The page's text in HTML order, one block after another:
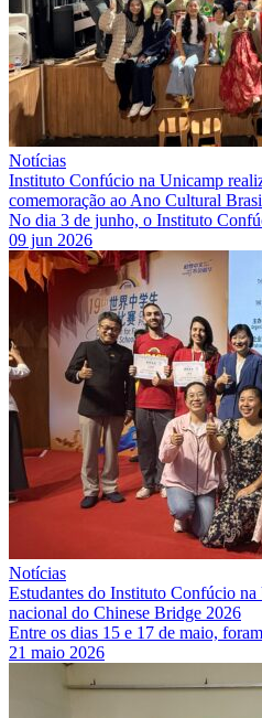
Notícias
Instituto Confúcio na Unicamp
comemoração ao Ano Cultural
No dia 3 de junho, o Instituto
09 jun 2026
Notícias
Estudantes do Instituto Confúcio
nacional do Chinese Bridge 2026
Entre os dias 15 e 17 de maio,
21 maio 2026